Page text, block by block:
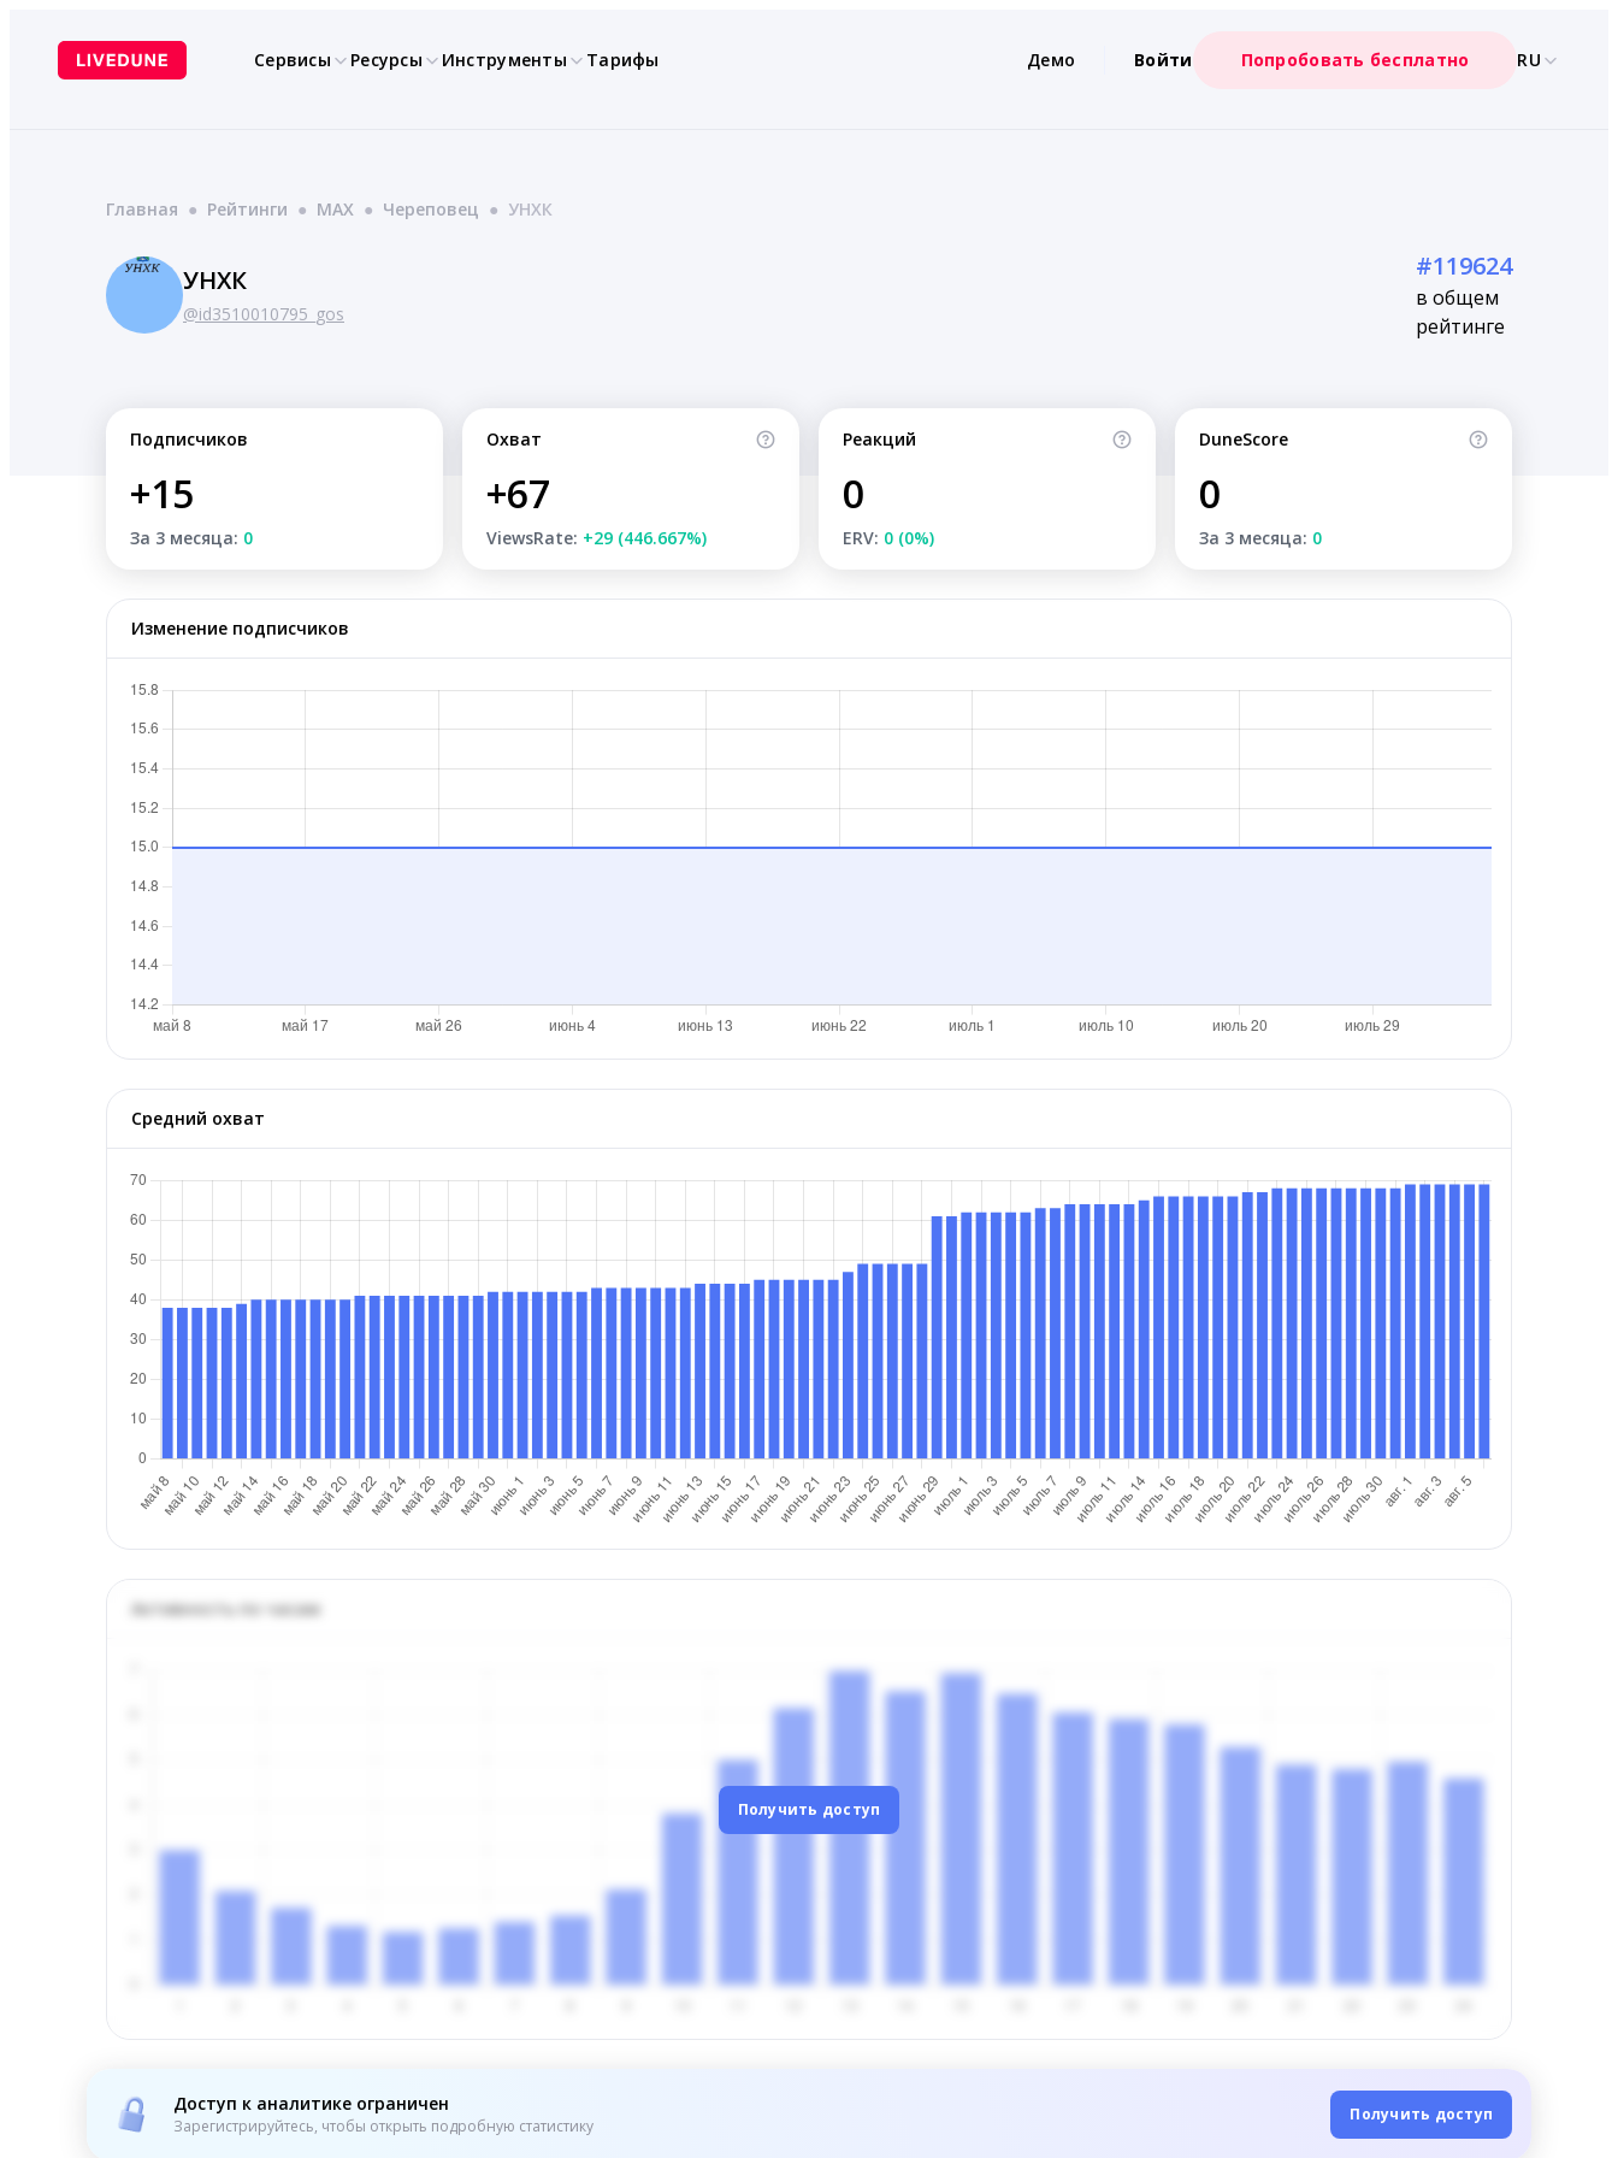
содержимому
Сервисы Ресурсы Инструменты Тарифы Демо Войти Попробовать бесплатно RU
Главная ● Рейтинги ● MAX ● Череповец ● УНХК
УНХК
@id3510010795_gos
#119624
в общем
рейтинге
Подписчиков
+15
За 3 месяца: 0
Охват
+67
ViewsRate: +29 (446.667%)
Реакций
0
ERV: 0 (0%)
DuneScore
0
За 3 месяца: 0
Изменение подписчиков
Средний охват
Активность по часам
Получить доступ
Доступ к аналитике ограничен
Зарегистрируйтесь, чтобы открыть подробную статистику
Получить доступ